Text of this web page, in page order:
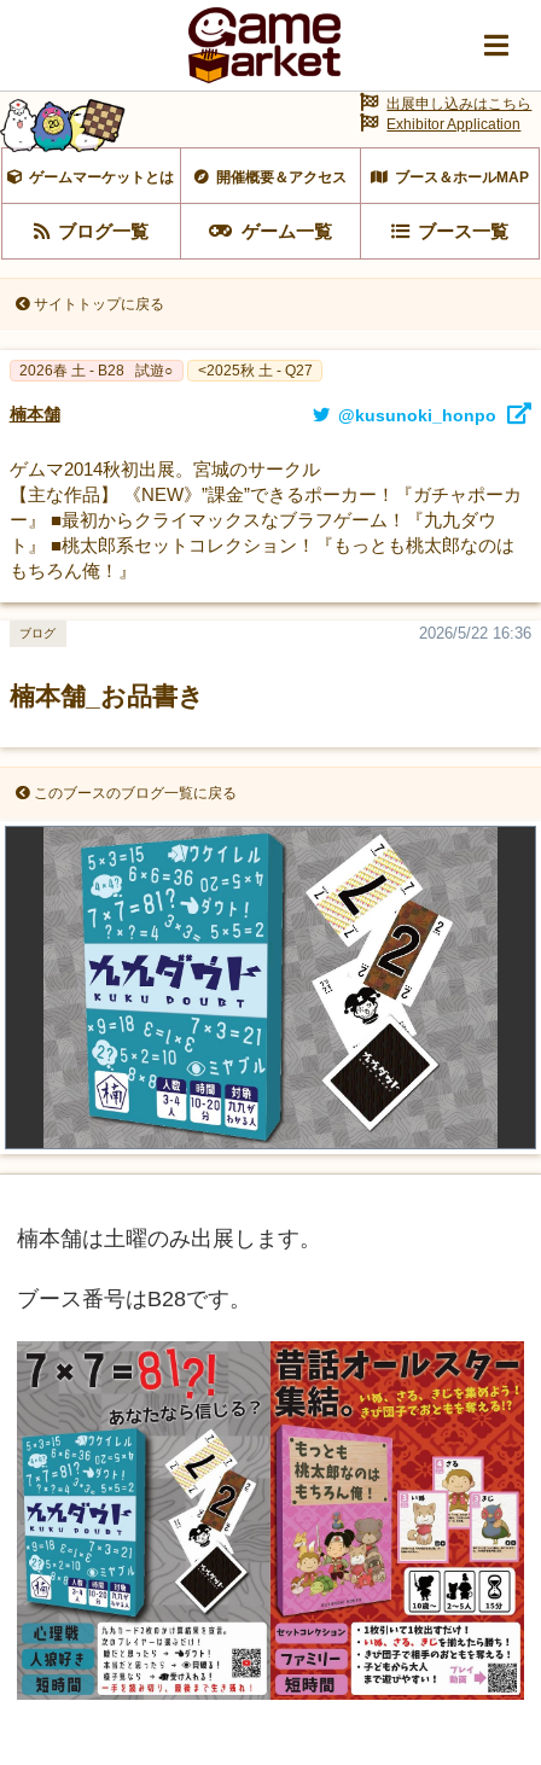
ゲームマーケットとは 開催概要＆アクセス ブース＆ホールMAP
ブログ一覧 ゲーム一覧 ブース一覧
出展申し込みはこちら
Exhibitor Application
サイトトップに戻る
2026春 土 - B28 試遊○ <2025秋 土 - Q27
楠本舗 @kusunoki_honpo
ゲムマ2014秋初出展。宮城のサークル
【主な作品】 《NEW》”課金”できるポーカー！『ガチャポーカ
ー』 ■最初からクライマックスなブラフゲーム！『九九ダウ
ト』 ■桃太郎系セットコレクション！『もっとも桃太郎なのは
もちろん俺！』
楠本舗_お品書き
2026/5/22 16:36
ブログ
このブースのブログ一覧に戻る
楠本舗は土曜のみ出展します。
ブース番号はB28です。